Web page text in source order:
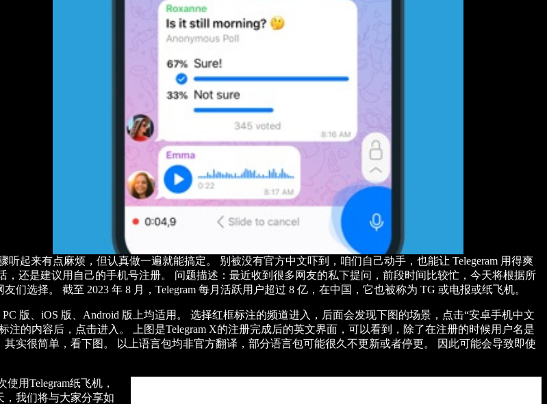
听起来有点麻烦，但认真做一遍就能搞定。 别被没有官方中文吓到，咱们自己动手，也能让 Telegeram 用得爽
还是建议用自己的手机号注册。 问题描述：最近收到很多网友的私下提问，前段时间比较忙，今天将根据所
选择。 截至 2023 年 8 月，Telegram 每月活跃用户超过 8 亿，在中国，它也被称为 TG 或电报或纸飞机。
版、iOS 版、Android 版上均适用。 选择红框标注的频道进入，后面会发现下图的场景，点击“安卓手机中文
的内容后，点击进入。 上图是Telegram X的注册完成后的英文界面，可以看到，除了在注册的时候用户名是
实很简单，看下图。 以上语言包均非官方翻译，部分语言包可能很久不更新或者停更。 因此可能会导致即使
用Telegram纸飞机，
，我们将与大家分享如